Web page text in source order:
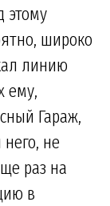
этому
широко
линию
ему,
Гараж,
не
раз на
в